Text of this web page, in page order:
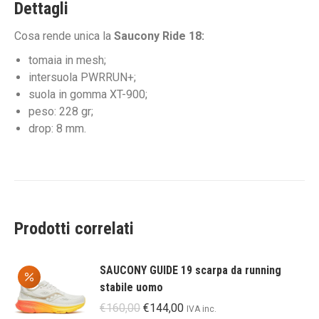
Dettagli
Cosa rende unica la Saucony Ride 18:
tomaia in mesh;
intersuola PWRRUN+;
suola in gomma XT-900;
peso: 228 gr;
drop: 8 mm.
Prodotti correlati
SAUCONY GUIDE 19 scarpa da running
stabile uomo
€160,00 Il
€144,00IlIVA inc.